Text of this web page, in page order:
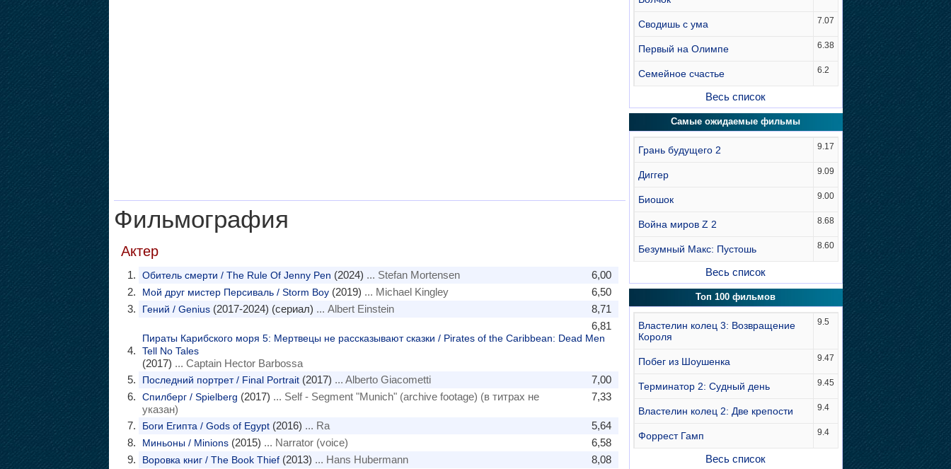
Фильмография
Актер
6,00
Обитель смерти / The Rule Of Jenny Pen (2024) ... Stefan Mortensen
6,50
Мой друг мистер Персиваль / Storm Boy(2019) ... Michael Kingley
8,71
Гений / Genius(2017-2024) (сериал) ... Albert Einstein
6,81
Пираты Карибского моря 5: Мертвецы не рассказывают сказки / Pirates of the Caribbean: Dead Men
Tell No Tales
(2017) ... Captain Hector Barbossa
7,00
Последний портрет / Final Portrait(2017) ... Alberto Giacometti
7,33
Спилберг / Spielberg (2017) ... Self - Segment "Munich" (archive footage) (в титрах не
указан)
5,64
Боги Египта / Gods of Egypt(2016) ... Ra
6,58
Миньоны / Minions(2015) ... Narrator (voice)
8,08
Воровка книг / The Book Thief(2013) ... Hans Hubermann
Сводишь с ума 7.07
Первый на Олимпе 6.38
Семейное счастье 6.2
Весь список
Самые ожидаемые фильмы
Грань будущего 2 9.17
Диггер 9.09
Биошок 9.00
Война миров Z 2 8.68
Безумный Макс: Пустошь 8.60
Весь список
Топ 100 фильмов
Властелин колец 3: Возвращение
Короля
9.5
Побег из Шоушенка 9.47
Терминатор 2: Судный день 9.45
Властелин колец 2: Две крепости 9.4
Форрест Гамп 9.4
Весь список